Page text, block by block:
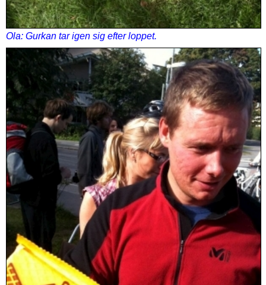
Ola: Gurkan tar igen sig efter loppet.